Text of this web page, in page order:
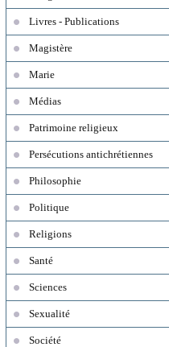
Livres - Publications
Magistère
Marie
Médias
Patrimoine religieux
Persécutions antichrétiennes
Philosophie
Politique
Religions
Santé
Sciences
Sexualité
Société